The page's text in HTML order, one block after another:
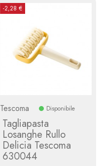
-2,28 €
Tescoma Disponibile
Tagliapasta
Losanghe Rullo
Delicia Tescoma
630044